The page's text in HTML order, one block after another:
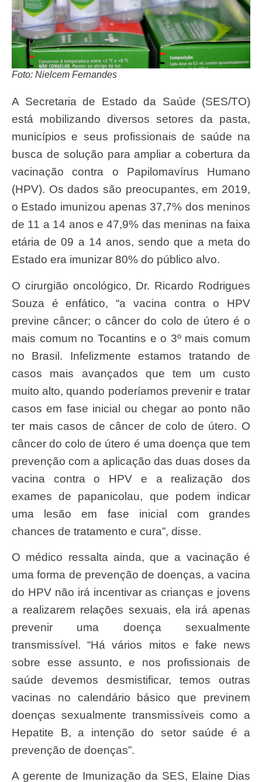
Foto: Nielcem Fernandes
A Secretaria de Estado da Saúde (SES/TO)
está mobilizando diversos setores da pasta,
municípios e seus profissionais de saúde na
busca de solução para ampliar a cobertura da
vacinação contra o Papilomavírus Humano
(HPV). Os dados são preocupantes, em 2019,
o Estado imunizou apenas 37,7% dos meninos
de 11 a 14 anos e 47,9% das meninas na faixa
etária de 09 a 14 anos, sendo que a meta do
Estado era imunizar 80% do público alvo.
O cirurgião oncológico, Dr. Ricardo Rodrigues
Souza é enfático, “a vacina contra o HPV
previne câncer; o câncer do colo de útero é o
mais comum no Tocantins e o 3º mais comum
no Brasil. Infelizmente estamos tratando de
casos mais avançados que tem um custo
muito alto, quando poderíamos prevenir e tratar
casos em fase inicial ou chegar ao ponto não
ter mais casos de câncer de colo de útero. O
câncer do colo de útero é uma doença que tem
prevenção com a aplicação das duas doses da
vacina contra o HPV e a realização dos
exames de papanicolau, que podem indicar
uma lesão em fase inicial com grandes
chances de tratamento e cura”, disse.
O médico ressalta ainda, que a vacinação é
uma forma de prevenção de doenças, a vacina
do HPV não irá incentivar as crianças e jovens
a realizarem relações sexuais, ela irá apenas
prevenir uma doença sexualmente
transmissível. “Há vários mitos e fake news
sobre esse assunto, e nos profissionais de
saúde devemos desmistificar, temos outras
vacinas no calendário básico que previnem
doenças sexualmente transmissíveis como a
Hepatite B, a intenção do setor saúde é a
prevenção de doenças”.
A gerente de Imunização da SES, Elaine Dias